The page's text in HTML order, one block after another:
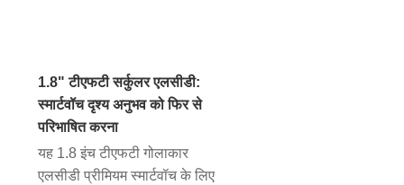
1.8" टीएफटी सर्कुलर एलसीडी:
स्मार्टवॉच दृश्य अनुभव को फिर से
परिभाषित करना
यह 1.8 इंच टीएफटी गोलाकार
एलसीडी प्रीमियम स्मार्टवॉच के लिए